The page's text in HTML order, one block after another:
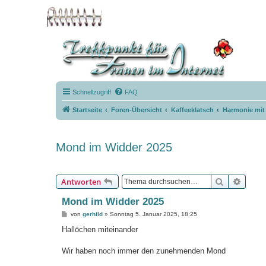
Schnellzugriff FAQ
Startseite Foren-Übersicht Kaffeeklatsch Harmonie mit
Mond im Widder 2025
Antworten Suche
Mond im Widder 2025
B
i
a
vongerhild »Sonntag 5. Januar 2025, 18:25
Hallöchen miteinander
Wir haben noch immer den zunehmenden Mond